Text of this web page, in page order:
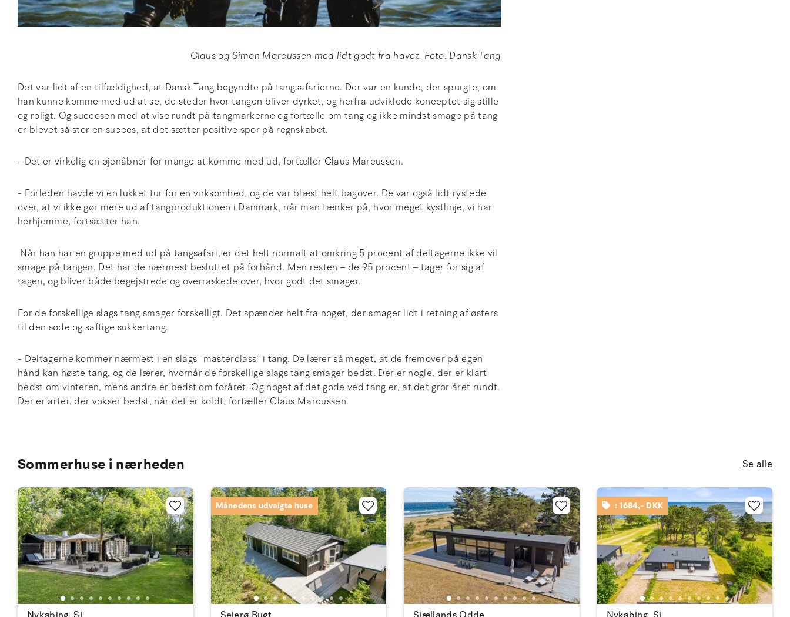
Claus og Simon Marcussen med lidt godt fra havet. Foto: Dansk Tang
Det var lidt af en tilfældighed, at Dansk Tang begyndte på tangsafarierne. Der var en kunde, der spurgte, om
han kunne komme med ud at se, de steder hvor tangen bliver dyrket, og herfra udviklede konceptet sig stille
og roligt. Og succesen med at vise rundt på tangmarkerne og fortælle om tang og ikke mindst smage på tang
er blevet så stor en succes, at det sætter positive spor på regnskabet.
- Det er virkelig en øjenåbner for mange at komme med ud, fortæller Claus Marcussen.
- Forleden havde vi en lukket tur for en virksomhed, og de var blæst helt bagover. De var også lidt rystede
over, at vi ikke gør mere ud af tangproduktionen i Danmark, når man tænker på, hvor meget kystlinje, vi har
herhjemme, fortsætter han.
Når han har en gruppe med ud på tangsafari, er det helt normalt at omkring 5 procent af deltagerne ikke vil
smage på tangen. Det har de nærmest besluttet på forhånd. Men resten – de 95 procent – tager for sig af
tagen, og bliver både begejstrede og overraskede over, hvor godt det smager.
For de forskellige slags tang smager forskelligt. Det spænder helt fra noget, der smager lidt i retning af østers
til den søde og saftige sukkertang.
- Deltagerne kommer nærmest i en slags ”masterclass” i tang. De lærer så meget, at de fremover på egen
hånd kan høste tang, og de lærer, hvornår de forskellige slags tang smager bedst. Der er nogle, der er klart
bedst om vinteren, mens andre er bedst om foråret. Og noget af det gode ved tang er, at det gror året rundt.
Der er arter, der vokser bedst, når det er koldt, fortæller Claus Marcussen.
Sommerhuse i nærheden Se alle
Månedens udvalgte huse : 1684,- DKK